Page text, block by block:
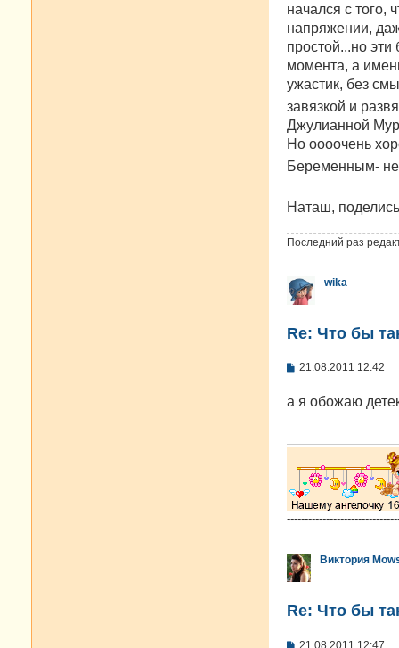
начался с того,
напряжении,
простой...но
момента, а
ужастик, без
завязкой и
Джулианной
Но оооочень
Беременным- не
Наташ,
Последний раз
wika
Re: Что бы
С
б
н
е
21.08.2011 12:42
а я обожаю
Виктория
Re: Что бы
С
21.08.2011 12:47